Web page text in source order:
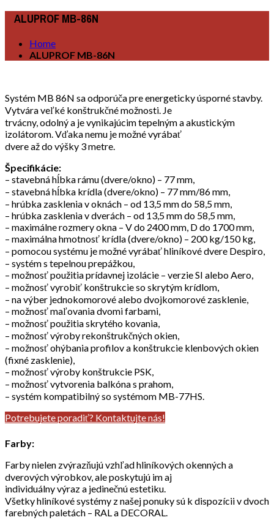
ALUPROF MB-86N
Home
ALUPROF MB-86N
Systém MB 86N sa odporúča pre energeticky úsporné stavby.
Vytvára veľké konštrukčné možnosti. Je
trvácny, odolný a je vynikajúcim tepelným a akustickým
izolátorom. Vďaka nemu je možné vyrábať
dvere až do výšky 3 metre.
Špecifikácie:
– stavebná hĺbka rámu (dvere/okno) – 77 mm,
– stavebná hĺbka krídla (dvere/okno) – 77 mm/86 mm,
– hrúbka zasklenia v oknách – od 13,5 mm do 58,5 mm,
– hrúbka zasklenia v dverách – od 13,5 mm do 58,5 mm,
– maximálne rozmery okna – V do 2400 mm, D do 1700 mm,
– maximálna hmotnosť krídla (dvere/okno) – 200 kg/150 kg,
– pomocou systému je možné vyrábať hliníkové dvere Despiro,
– systém s tepelnou prepážkou,
– možnosť použitia prídavnej izolácie – verzie SI alebo Aero,
– možnosť vyrobiť konštrukcie so skrytým krídlom,
– na výber jednokomorové alebo dvojkomorové zasklenie,
– možnosť maľovania dvomi farbami,
– možnosť použitia skrytého kovania,
– možnosť výroby rekonštrukčných okien,
– možnosť ohýbania profilov a konštrukcie klenbových okien
(fixné zasklenie),
– možnosť výroby konštrukcie PSK,
– možnosť vytvorenia balkóna s prahom,
– systém kompatibilný so systémom MB-77HS.
Potrebujete poradiť? Kontaktujte nás!
Farby:
Farby nielen zvýrazňujú vzhľad hliníkových okenných a
dverových výrobkov, ale poskytujú im aj
individuálny výraz a jedinečnú estetiku.
Všetky hliníkové systémy z našej ponuky sú k dispozícii v dvoch
farebných paletách – RAL a DECORAL.